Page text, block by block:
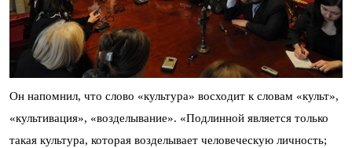
Он напомнил, что слово «культура» восходит к словам «культ»,
«культивация», «возделывание». «Подлинной является только
такая культура, которая возделывает человеческую личность;